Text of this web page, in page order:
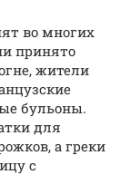
во многих
принято
жители
бульоны.
для
а греки
с